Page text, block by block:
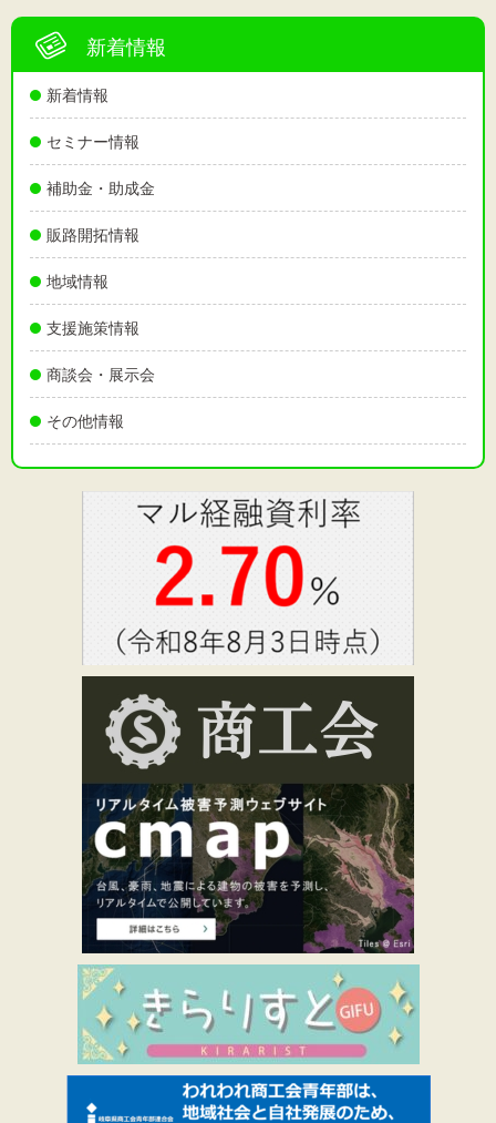
新着情報
新着情報
セミナー情報
補助金・助成金
販路開拓情報
地域情報
支援施策情報
商談会・展示会
その他情報